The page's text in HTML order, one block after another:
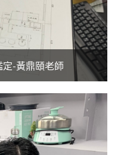
定-黃鼎頤老師